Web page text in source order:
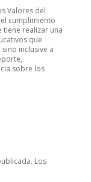
Valores del
cumplimiento
tiene realizar una
que
inclusive a
sobre los
Los